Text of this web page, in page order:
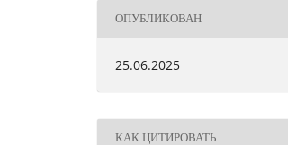
ОПУБЛИКОВАН
25.06.2025
КАК ЦИТИРОВАТЬ